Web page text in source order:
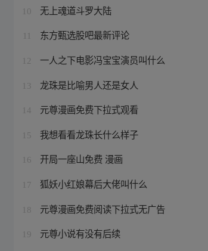
10 无上魂道斗罗大陆
东方甄选股吧最新评论
12 一人之下电影冯宝宝演员叫什么
13 龙珠是比喻男人还是女人
14 元尊漫画免费下拉式观看
15 我想看看龙珠长什么样子
16 开局一座山免费 漫画
17 狐妖小红娘幕后大佬叫什么
18 元尊漫画免费阅读下拉式无广告
19 元尊小说有没有后续